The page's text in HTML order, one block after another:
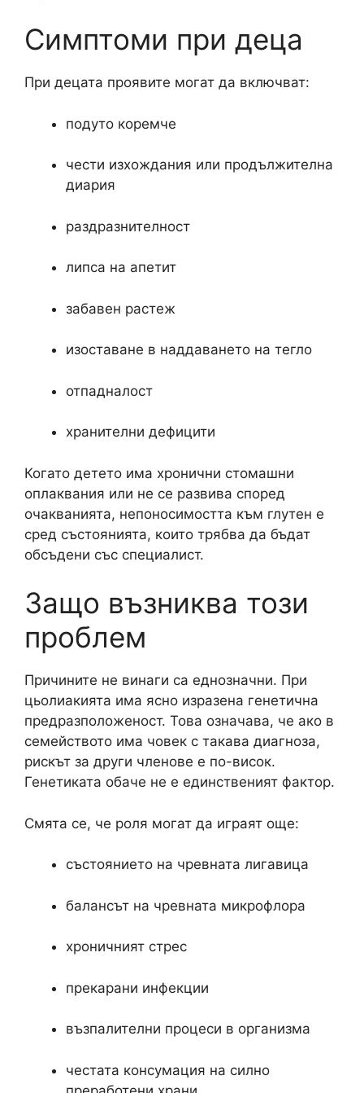
Симптоми при деца
При децата проявите могат да включват:
подуто коремче
чести изхождания или продължителна
диария
раздразнителност
липса на апетит
забавен растеж
изоставане в наддаването на тегло
отпадналост
хранителни дефицити
Когато детето има хронични стомашни
оплаквания или не се развива според
очакванията, непоносимостта към глутен е
сред състоянията, които трябва да бъдат
обсъдени със специалист.
Защо възниква този
проблем
Причините не винаги са еднозначни. При
цьолиакията има ясно изразена генетична
предразположеност. Това означава, че ако в
семейството има човек с такава диагноза,
рискът за други членове е по-висок.
Генетиката обаче не е единственият фактор.
Смята се, че роля могат да играят още:
състоянието на чревната лигавица
балансът на чревната микрофлора
хроничният стрес
прекарани инфекции
възпалителни процеси в организма
честата консумация на силно